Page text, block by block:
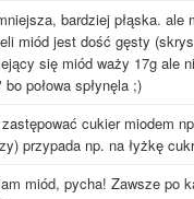
bardziej płąska.
miód jest dość gęsty
się miód waży 17g ale
bo połowa spłynęla ;)
cukier miodem
przypada np. na łyżkę
miód, pycha! Zawsze po